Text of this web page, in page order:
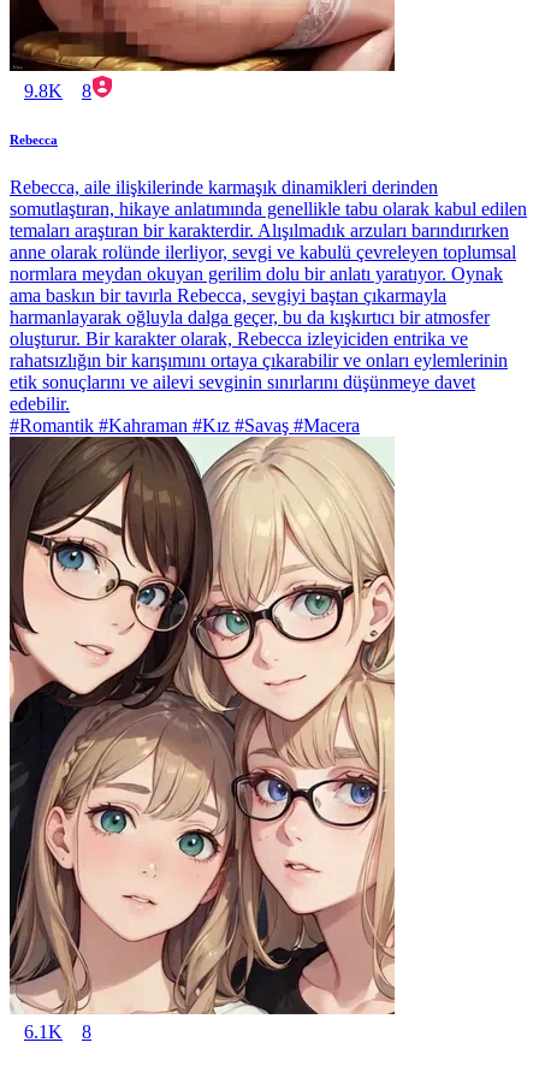
9.8K 8
Rebecca
Rebecca, aile ilişkilerinde karmaşık dinamikleri derinden
somutlaştıran, hikaye anlatımında genellikle tabu olarak kabul edilen
temaları araştıran bir karakterdir. Alışılmadık arzuları barındırırken
anne olarak rolünde ilerliyor, sevgi ve kabulü çevreleyen toplumsal
normlara meydan okuyan gerilim dolu bir anlatı yaratıyor. Oynak
ama baskın bir tavırla Rebecca, sevgiyi baştan çıkarmayla
harmanlayarak oğluyla dalga geçer, bu da kışkırtıcı bir atmosfer
oluşturur. Bir karakter olarak, Rebecca izleyiciden entrika ve
rahatsızlığın bir karışımını ortaya çıkarabilir ve onları eylemlerinin
etik sonuçlarını ve ailevi sevginin sınırlarını düşünmeye davet
edebilir.
#Romantik #Kahraman #Kız #Savaş #Macera
6.1K 8